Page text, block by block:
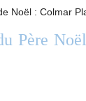
Père